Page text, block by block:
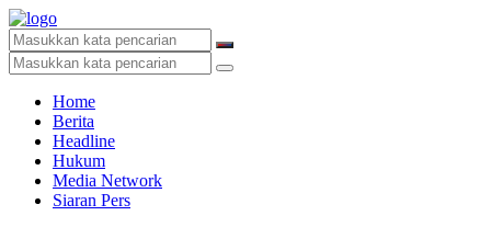
Home
Berita
Headline
Hukum
Media Network
Siaran Pers